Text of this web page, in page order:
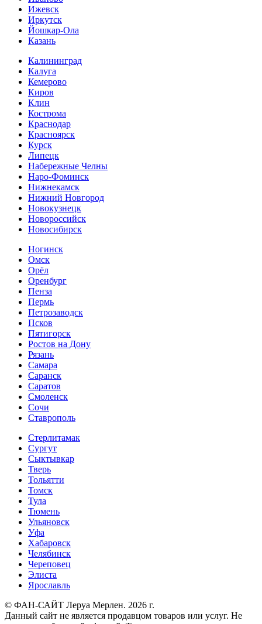
Ижевск
Иркутск
Йошкар-Ола
Казань
Калининград
Калуга
Кемерово
Киров
Клин
Кострома
Краснодар
Красноярск
Курск
Липецк
Набережные Челны
Наро-Фоминск
Нижнекамск
Нижний Новгород
Новокузнецк
Новороссийск
Новосибирск
Ногинск
Омск
Орёл
Оренбург
Пенза
Пермь
Петрозаводск
Псков
Пятигорск
Ростов на Дону
Рязань
Самара
Саранск
Саратов
Смоленск
Сочи
Ставрополь
Стерлитамак
Сургут
Сыктывкар
Тверь
Тольятти
Томск
Тула
Тюмень
Ульяновск
Уфа
Хабаровск
Челябинск
Череповец
Элиста
Ярославль
© ФАН-САЙТ Леруа Мерлен. 2026 г.
Данный сайт не является продавцом товаров или услуг. Не